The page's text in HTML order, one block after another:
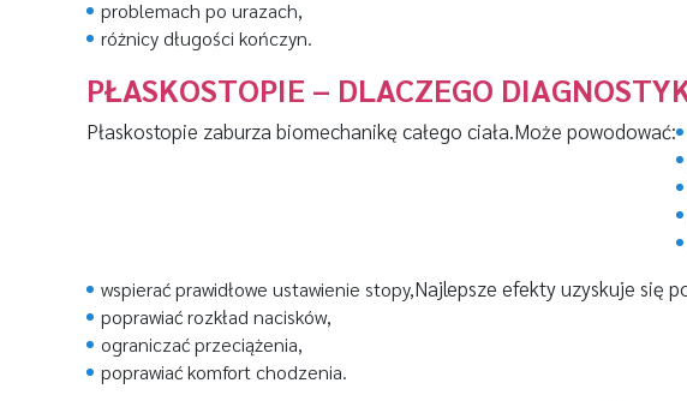
problemach po urazach,
różnicy długości kończyn.
PŁASKOSTOPIE – DLACZEGO
Płaskostopie zaburza biomechanikę całego ciała.Może powodować:
wspierać prawidłowe ustawienie stopy,
poprawiać rozkład nacisków,
ograniczać przeciążenia,
poprawiać komfort chodzenia.
Najlepsze efekty uzyskuje się